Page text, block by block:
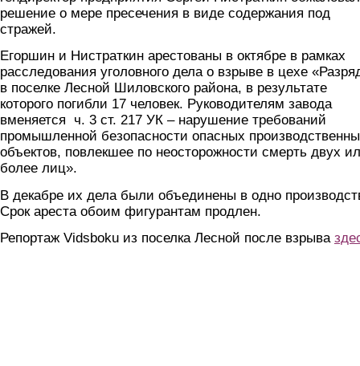
решение о мере пресечения в виде содержания под
стражей.
Егоршин и Нистраткин арестованы в октябре в рамках
расследования уголовного дела о взрыве в цехе
в поселке Лесной Шиловского района, в результате
которого погибли 17 человек. Руководителям завода
вменяется ч. 3 ст. 217 УК – нарушение требований
промышленной безопасности опасных
объектов, повлекшее по неосторожности смерть двух
более лиц».
В декабре их дела были объединены в одно
Срок ареста обоим фигурантам продлен.
Репортаж Vidsboku из поселка Лесной после взрыва